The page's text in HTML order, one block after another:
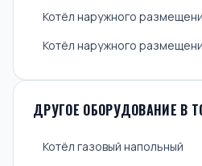
Котёл наружного
Котёл наружного
ДРУГОЕ ОБОРУДОВАНИЕ В
Котёл газовый напольный